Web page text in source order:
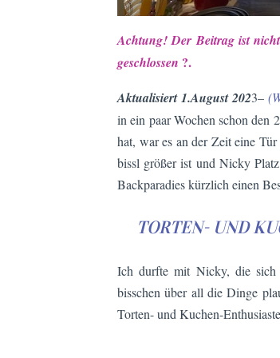
Achtung! Der Beitrag ist
geschlossen ?.
Aktualisiert 1.August 2023–
in ein paar Wochen schon den
hat, war es an der Zeit eine
bissl größer ist und Nicky
Backparadies kürzlich einen
TORTEN- UND
Ich durfte mit Nicky, die sich
bisschen über all die Dinge
Torten- und Kuchen-